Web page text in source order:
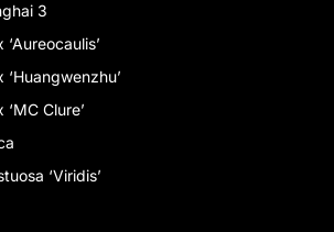
3
Clure’
‘Viridis’